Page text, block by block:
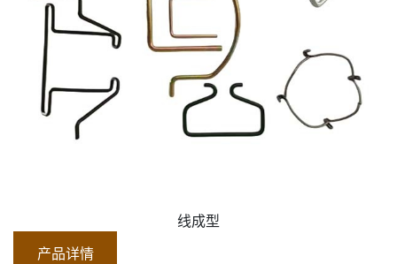
线成型
产品详情